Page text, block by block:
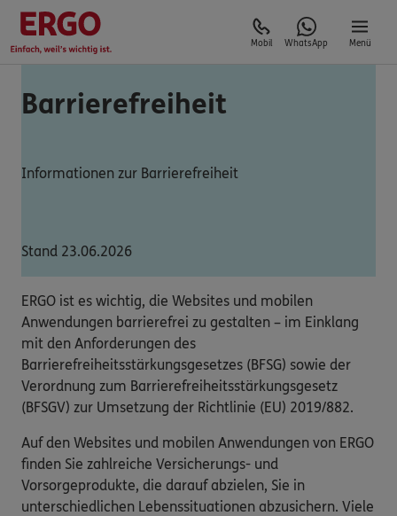
Mobil WhatsApp Menü
Barrierefreiheit
Informationen zur Barrierefreiheit
Stand 23.06.2026
ERGO ist es wichtig, die Websites und mobilen
Anwendungen barrierefrei zu gestalten – im Einklang
mit den Anforderungen des
Barrierefreiheitsstärkungsgesetzes (BFSG) sowie der
Verordnung zum Barrierefreiheitsstärkungsgesetz
(BFSGV) zur Umsetzung der Richtlinie (EU) 2019/882.
Auf den Websites und mobilen Anwendungen von ERGO
finden Sie zahlreiche Versicherungs- und
Vorsorgeprodukte, die darauf abzielen, Sie in
unterschiedlichen Lebenssituationen abzusichern. Viele